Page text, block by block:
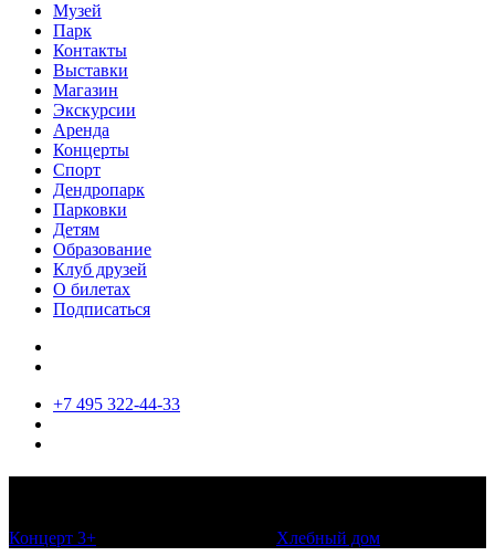
Музей
Парк
Контакты
Выставки
Магазин
Экскурсии
Аренда
Концерты
Спорт
Дендропарк
Парковки
Детям
Образование
Клуб друзей
О билетах
Подписаться
+7 495 322-44-33
Концерт 3+
Хлебный дом